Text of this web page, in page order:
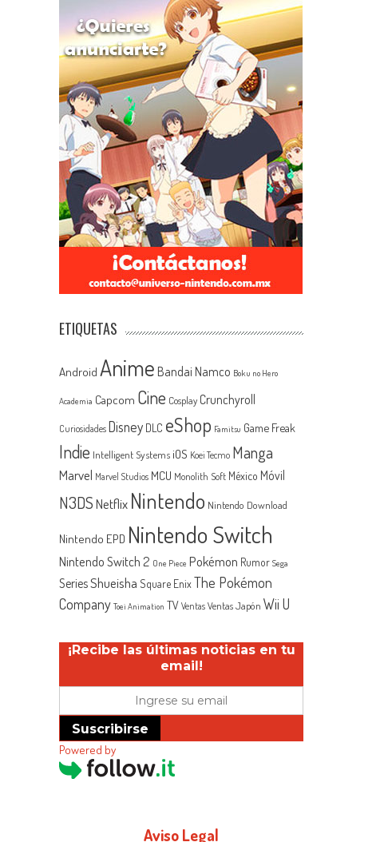
ETIQUETAS
Android Anime Bandai Namco Boku no Hero
Academia Capcom Cine Cosplay Crunchyroll
Curiosidades Disney DLC eShop Famitsu Game Freak
Indie Intelligent Systems iOS Koei Tecmo Manga
Marvel Marvel Studios MCU Monolith Soft México Móvil
N3DSNetflix Nintendo Nintendo Download
Nintendo EPD Nintendo Switch
Nintendo Switch 2 One Piece Pokémon Rumor Sega
SeriesShueisha Square EnixThe Pokémon
Company Toei Animation TV Ventas Ventas Japón Wii U
¡Recibe las últimas noticias en tu
email!
Suscribirse
Powered by
Aviso Legal